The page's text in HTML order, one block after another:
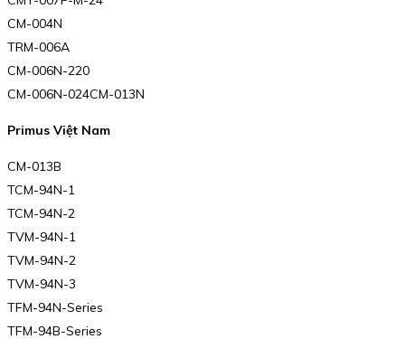
CM-004N
TRM-006A
CM-006N-220
CM-006N-024CM-013N
Primus Việt Nam
CM-013B
TCM-94N-1
TCM-94N-2
TVM-94N-1
TVM-94N-2
TVM-94N-3
TFM-94N-Series
TFM-94B-Series